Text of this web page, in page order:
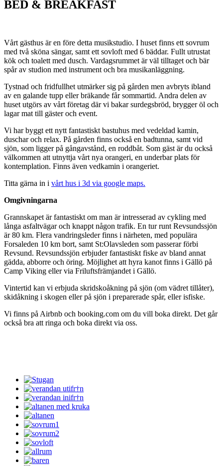
BED & BREAKFAST
Vårt gästhus är en före detta musikstudio. I huset finns ett sovrum
med två sköna sängar, samt ett sovloft med 6 bäddar. Fullt utrustat
kök och toalett med dusch. Vardagsrummet är väl tilltaget och bär
spår av studion med instrument och bra musikanläggning.
Tystnad och fridfullhet utmärker sig på gården men avbryts ibland
av en galande tupp eller bräkande får sommartid. Andra delen av
huset utgörs av vårt företag där vi bakar surdegsbröd, brygger öl och
lagar mat till gäster och event.
Vi har byggt ett nytt fantastiskt bastuhus med vedeldad kamin,
duschar och relax. På gården finns också en badtunna, samt vid
sjön, som ligger på gångavstånd, en roddbåt. Som gäst är du också
välkommen att utnyttja vårt nya orangeri, en underbar plats för
kontemplation. Finns även vedkamin i orangeriet.
Titta gärna in i vårt hus i 3d via google maps.
Omgivningarna
Grannskapet är fantastiskt om man är intresserad av cykling med
långa asfaltvägar och knappt någon trafik. En tur runt Revsundssjön
är 80 km. Flera vandringsleder finns i närheten, med populära
Forsaleden 10 km bort, samt St:Olavsleden som passerar förbi
Revsund. Revsundssjön erbjuder fantastiskt fiske av bland annat
gädda, abborre och öring. Möjlighet att hyra kanot finns i Gällö på
Camp Viking eller via Friluftsfrämjandet i Gällö.
Vintertid kan vi erbjuda skridskoåkning på sjön (om vädret tillåter),
skidåkning i skogen eller på sjön i preparerade spår, eller isfiske.
Vi finns på Airbnb och booking.com om du vill boka direkt. Det går
också bra att ringa och boka direkt via oss.